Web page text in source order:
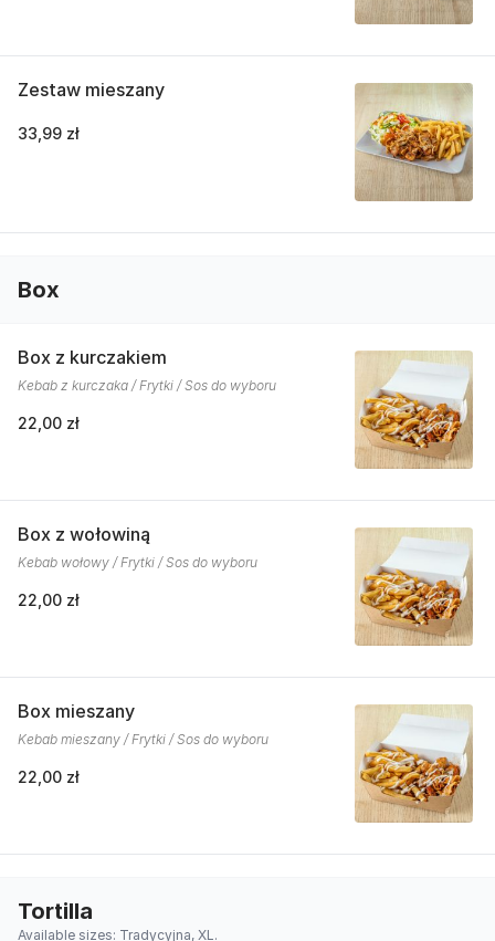
Zestaw mieszany
33,99 zł
Box
Box z kurczakiem
Kebab z kurczaka / Frytki / Sos do wyboru
22,00 zł
Box z wołowiną
Kebab wołowy / Frytki / Sos do wyboru
22,00 zł
Box mieszany
Kebab mieszany / Frytki / Sos do wyboru
22,00 zł
Tortilla
Available sizes: Tradycyjna, XL.